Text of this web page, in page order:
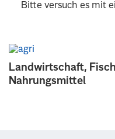
Landwirtschaft,
Nahrungsmittel
Bitte versuch es mit